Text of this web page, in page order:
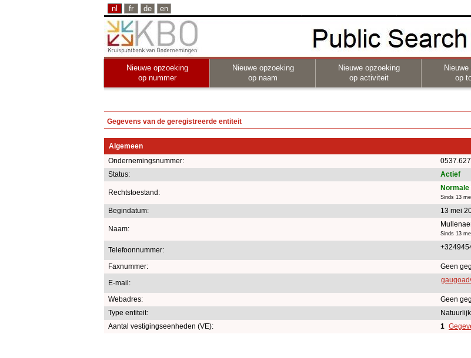
nl fr de en
Nieuwe opzoeking
op nummer
Nieuwe opzoeking
op naam
Nieuwe opzoeking
op activiteit
op
Gegevens van de geregistreerde entiteit
Algemeen
Ondernemingsnummer:
Status:
Actief
Rechtstoestand:
Normale
Sinds 13
Begindatum: 13 mei
Naam:
Sinds 13
Telefoonnummer:
Faxnummer:
Geen
E-mail:
Webadres:
Geen
Type entiteit:
Aantal vestigingseenheden (VE):
1